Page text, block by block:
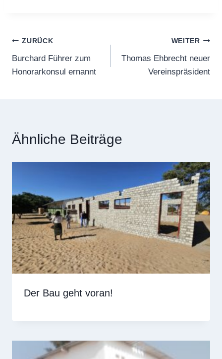
Beitragsnavigation
ZURÜCK
Burchard Führer zum
Honorarkonsul ernannt
WEITER
Thomas Ehbrecht neuer
Vereinspräsident
Ähnliche Beiträge
Der Bau geht voran!